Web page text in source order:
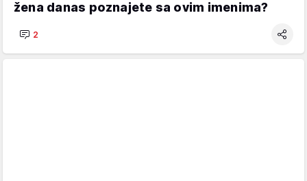
žena danas poznajete sa ovim imenima?
2